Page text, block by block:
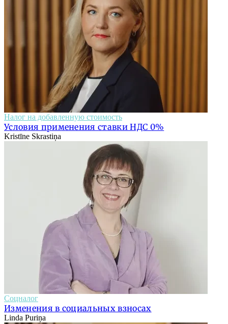
Налог на добавленную стоимость
Условия применения ставки НДС 0%
Kristīne Skrastiņa
Соцналог
Изменения в социальных взносах
Linda Puriņa